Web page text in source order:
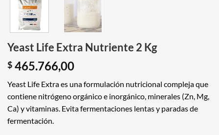
Yeast Life Extra Nutriente 2 Kg
$ 465.766,00
Yeast Life Extra es una formulación nutricional compleja que
contiene nitrógeno orgánico e inorgánico, minerales (Zn, Mg,
Ca) y vitaminas. Evita fermentaciones lentas y paradas de
fermentación.